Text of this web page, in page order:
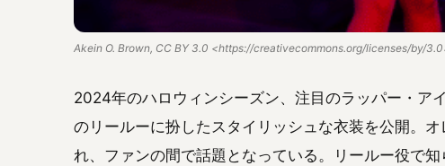
Akein O. Brown, CC BY 3.0 <https://creativecommons.org/licenses/by/
2024年のハロウィンシーズン、注目のラッパー・ア
のリールーに扮したスタイリッシュな衣装を公開。
れ、ファンの間で話題となっている。リールー役で